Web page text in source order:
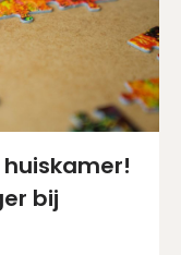
bij